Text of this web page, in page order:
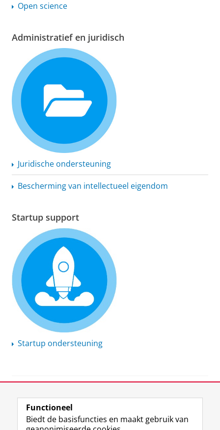
Open science
Administratief en juridisch
Juridische ondersteuning
Bescherming van intellectueel eigendom
Startup support
Startup ondersteuning
View this page in:English
Functioneel
Biedt de basisfuncties en maakt gebruik van